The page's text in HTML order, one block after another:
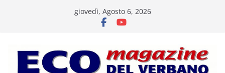
giovedì, Agosto 6, 2026